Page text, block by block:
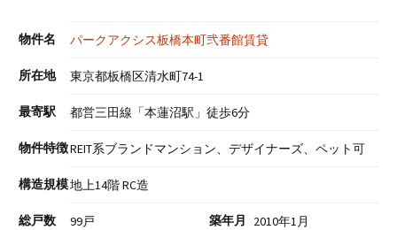
物件名 パークアクシス板橋本町弐番館賃貸
所在地 東京都板橋区清水町74-1
最寄駅 都営三田線「本蓮沼駅」徒歩6分
物件特徴REIT系ブランドマンション、デザイナーズ、ペット可
構造規模地上14階 RC造
総戸数 99戸 築年月 2010年1月